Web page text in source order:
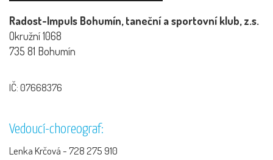
Radost-Impuls Bohumín, taneční a sportovní klub, z.s.
Okružní 1068
735 81 Bohumín
IČ: 07668376
Vedoucí-choreograf:
Lenka Krčová - 728 275 910